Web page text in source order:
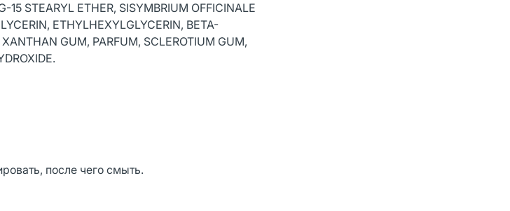
15 STEARYL ETHER, SISYMBRIUM OFFICINALE
ETHYLHEXYLGLYCERIN, BETA-
GUM, PARFUM, SCLEROTIUM GUM,
после чего смыть.